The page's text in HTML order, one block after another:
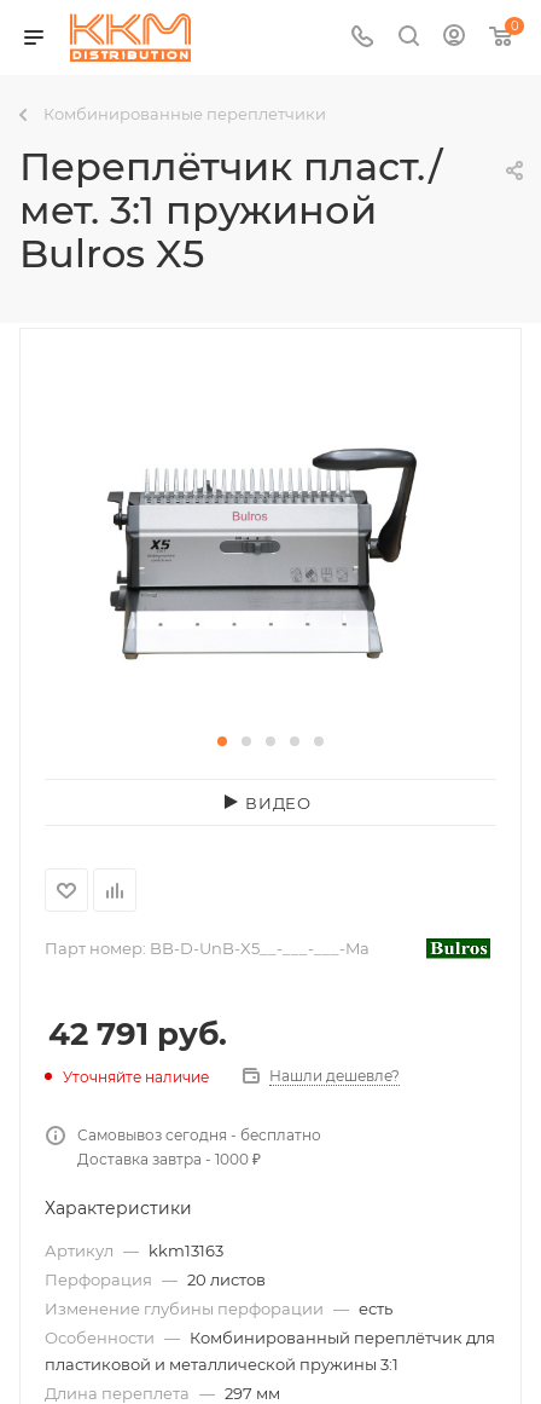
0
Комбинированные переплетчики
Переплётчик пласт./
мет. 3:1 пружиной
Bulros X5
ВИДЕО
Парт номер: BB-D-UnB-X5__-___-___-Ma
42 791 руб.
Уточняйте наличие Нашли дешевле?
Самовывоз сегодня - бесплатно
Доставка завтра - 1000 ₽
Характеристики
Артикул — kkm13163
Перфорация — 20 листов
Изменение глубины перфорации — есть
Особенности — Комбинированный переплётчик для
пластиковой и металлической пружины 3:1
Длина переплета — 297 мм